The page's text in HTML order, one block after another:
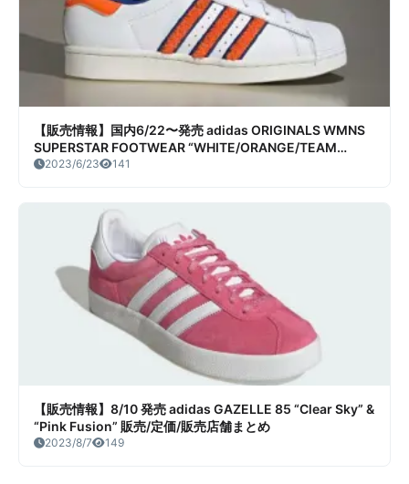
【販売情報】国内6/22〜発売 adidas ORIGINALS WMNS
SUPERSTAR FOOTWEAR “WHITE/ORANGE/TEAM
ROYAL BLUE” 販売/定価/店舗まとめ
2023/6/23 141
【販売情報】8/10 発売 adidas GAZELLE 85 “Clear Sky” &
“Pink Fusion” 販売/定価/販売店舗まとめ
2023/8/7 149